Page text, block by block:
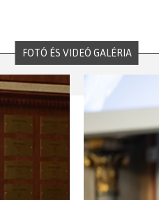
FOTÓ ÉS VIDEÓ GALÉRIA